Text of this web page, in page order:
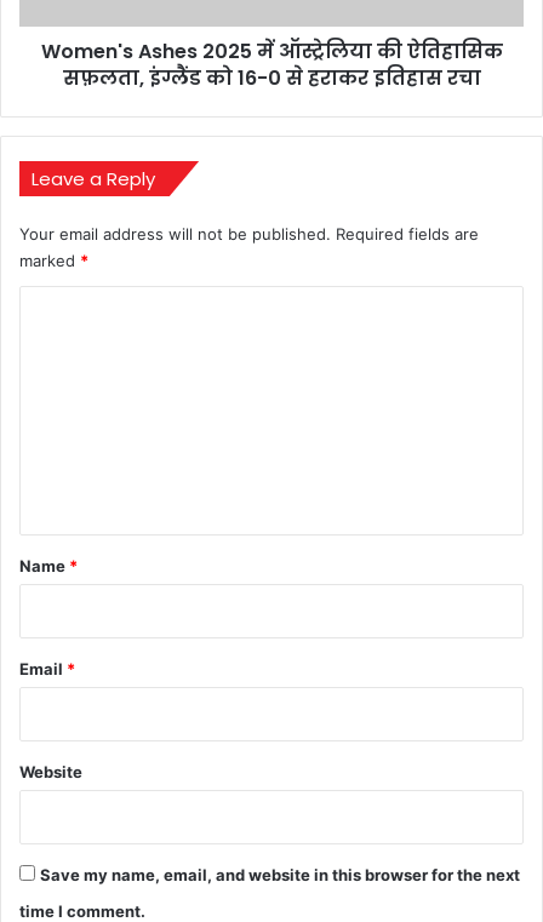
इंग्लैंड
इतिहास
रचा
Women's Ashes 2025 में ऑस्ट्रेलिया की ऐतिहासिक
सफ़लता, इंग्लैंड को 16-0 से हराकर इतिहास रचा
Leave a Reply
Your email address will not be published. Required fields are
marked *
*
Name *
Email *
Website
Save my name, email, and website in this browser for the next
time I comment.